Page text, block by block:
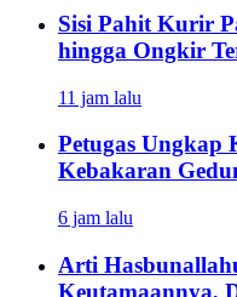
Sisi Pahit Kurir
hingga Ongkir
11 jam lalu
Petugas Ungkap
Kebakaran
6 jam lalu
Arti
Keutamaannya,